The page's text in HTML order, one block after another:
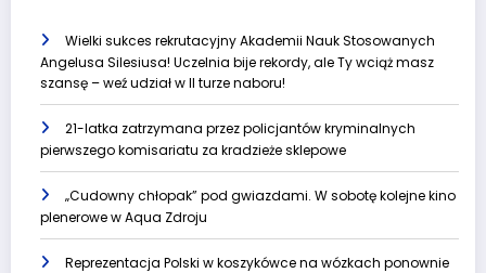
Wielki sukces rekrutacyjny Akademii Nauk Stosowanych
Angelusa Silesiusa! Uczelnia bije rekordy, ale Ty wciąż masz
szansę – weź udział w II turze naboru!
21-latka zatrzymana przez policjantów kryminalnych
pierwszego komisariatu za kradzieże sklepowe
„Cudowny chłopak” pod gwiazdami. W sobotę kolejne kino
plenerowe w Aqua Zdroju
Reprezentacja Polski w koszykówce na wózkach ponownie